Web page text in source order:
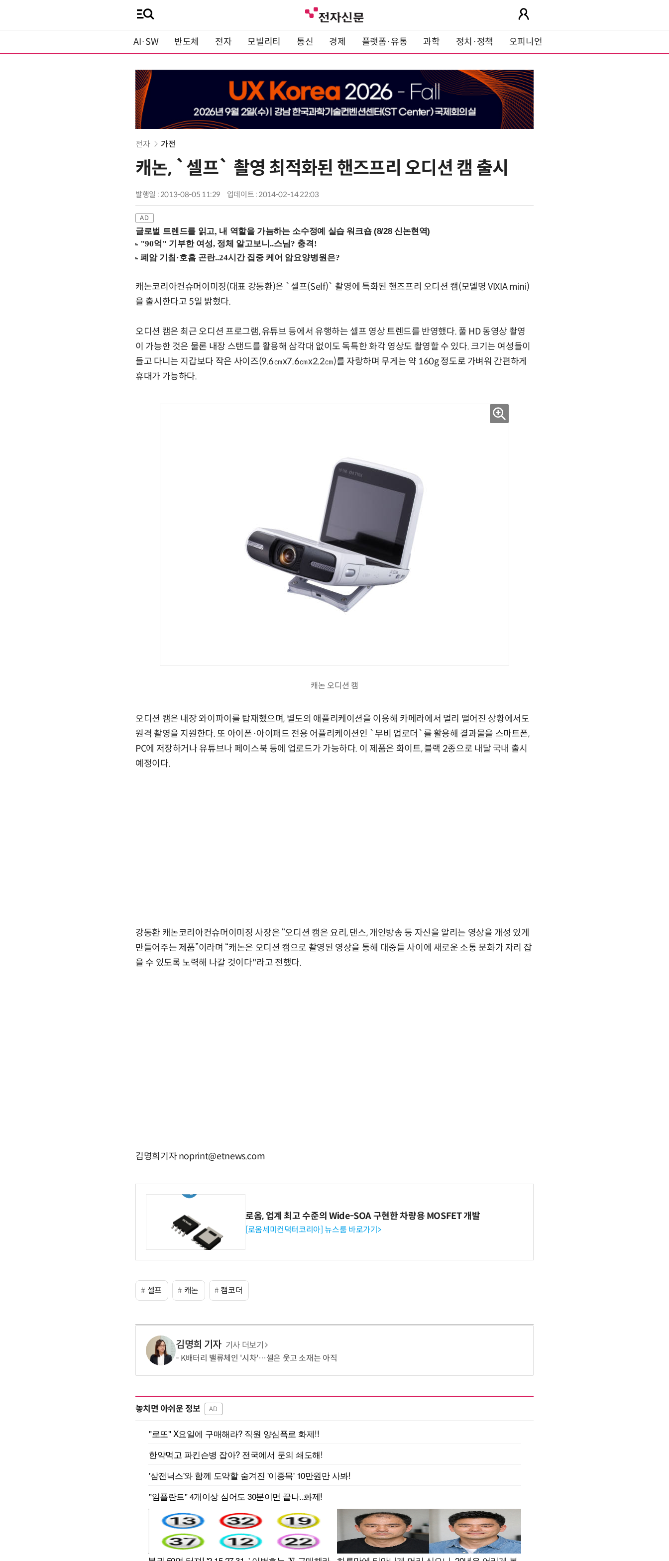
AI·SW 반도체 전자 모빌리티 통신 경제 플랫폼·유통 과학 정치·정책 오피니언
전자 가전
캐논, `셀프` 촬영 최적화된 핸즈프리 오디션 캠 출시
발행일 : 2013-08-05 11:29 업데이트 : 2014-02-14 22:03
글로벌 트렌드를 읽고, 내 역할을 가늠하는 소수정예 실습 워크숍 (8/28 신논현역)
캐논코리아컨슈머이미징(대표 강동환)은 `셀프(Self)` 촬영에 특화된 핸즈프리 오디션 캠(모델명 VIXIA mini)
을 출시한다고 5일 밝혔다.
오디션 캠은 최근 오디션 프로그램, 유튜브 등에서 유행하는 셀프 영상 트렌드를 반영했다. 풀 HD 동영상 촬영
이 가능한 것은 물론 내장 스탠드를 활용해 삼각대 없이도 독특한 화각 영상도 촬영할 수 있다. 크기는 여성들이
들고 다니는 지갑보다 작은 사이즈(9.6㎝x7.6㎝x2.2㎝)를 자랑하며 무게는 약 160g 정도로 가벼워 간편하게
휴대가 가능하다.
캐논 오디션 캠
오디션 캠은 내장 와이파이를 탑재했으며, 별도의 애플리케이션을 이용해 카메라에서 멀리 떨어진 상황에서도
원격 촬영을 지원한다. 또 아이폰·아이패드 전용 어플리케이션인 `무비 업로더`를 활용해 결과물을 스마트폰,
PC에 저장하거나 유튜브나 페이스북 등에 업로드가 가능하다. 이 제품은 화이트, 블랙 2종으로 내달 국내 출시
예정이다.
강동환 캐논코리아컨슈머이미징 사장은 “오디션 캠은 요리, 댄스, 개인방송 등 자신을 알리는 영상을 개성 있게
만들어주는 제품”이라며 “캐논은 오디션 캠으로 촬영된 영상을 통해 대중들 사이에 새로운 소통 문화가 자리 잡
을 수 있도록 노력해 나갈 것이다"라고 전했다.
김명희기자 noprint@etnews.com
로옴, 업계 최고 수준의 Wide-SOA 구현한 차량용 MOSFET 개발
[로옴세미컨덕터코리아] 뉴스룸 바로가기>
셀프 캐논 캠코더
김명희 기자 기사 더보기
K배터리 밸류체인 '시차'…셀은 웃고 소재는 아직
놓치면 아쉬운 정보 AD